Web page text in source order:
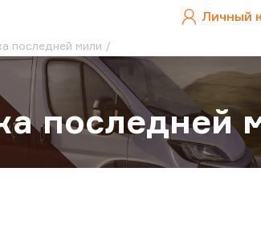
Личный
последней мили
последней